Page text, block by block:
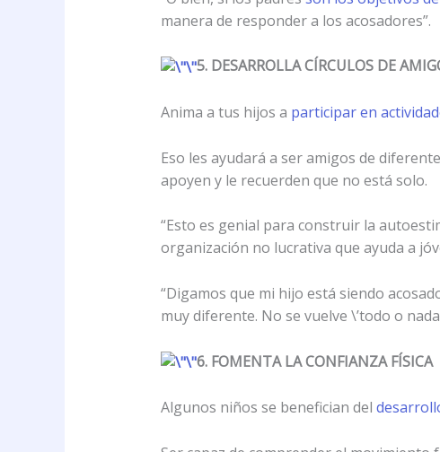
manera de responder a los acosadores”.
5. DESARROLLA CÍRCULOS DE
Anima a tus hijos a participar en
Eso les ayudará a ser amigos de
apoyen y le recuerden que no está solo.
“Esto es genial para construir la
organización no lucrativa que ayuda a
“Digamos que mi hijo está siendo
muy diferente. No se vuelve \’todo o
6. FOMENTA LA CONFIANZA FÍSICA
Algunos niños se benefician del